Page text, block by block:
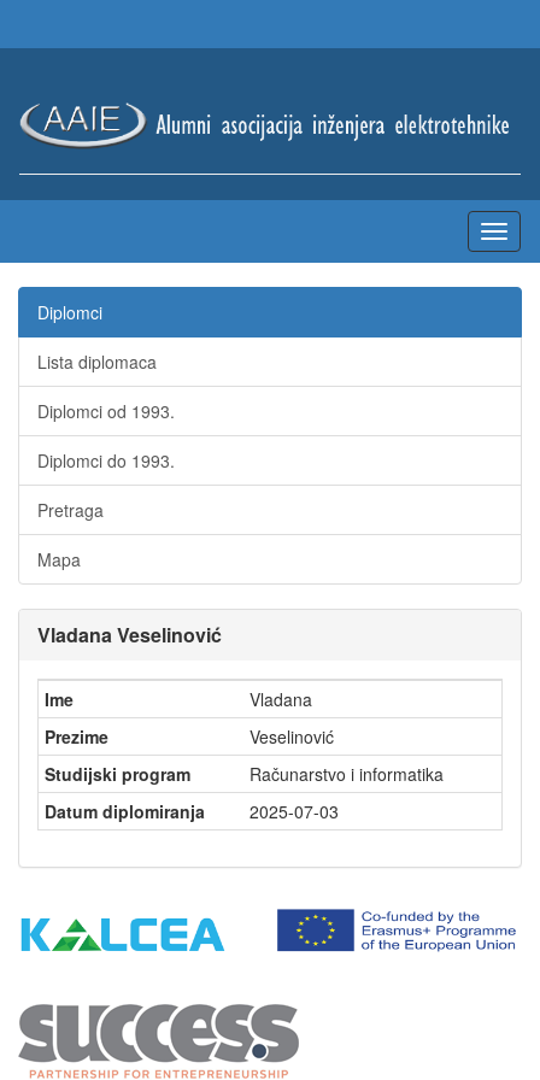
Diplomci
Lista diplomaca
Diplomci od 1993.
Diplomci do 1993.
Pretraga
Mapa
Vladana Veselinović
Ime
Vladana
Prezime
Veselinović
Studijski program
Računarstvo i informatika
Datum diplomiranja
2025-07-03